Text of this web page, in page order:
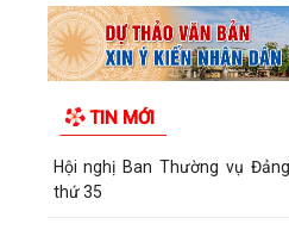
TIN MỚI
Hội nghị Ban Thường vụ
thứ 35